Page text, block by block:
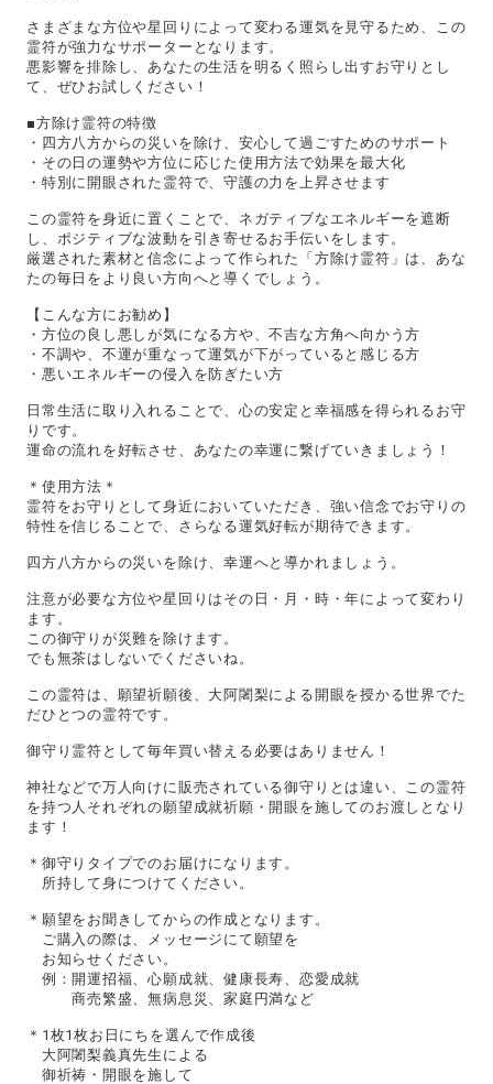
さまざまな方位や星回りによって変わる運気を見守るため、この
霊符が強力なサポーターとなります。
悪影響を排除し、あなたの生活を明るく照らし出すお守りとし
て、ぜひお試しください！
■方除け霊符の特徴
・四方八方からの災いを除け、安心して過ごすためのサポート
・その日の運勢や方位に応じた使用方法で効果を最大化
・特別に開眼された霊符で、守護の力を上昇させます
この霊符を身近に置くことで、ネガティブなエネルギーを遮断
し、ポジティブな波動を引き寄せるお手伝いをします。
厳選された素材と信念によって作られた「方除け霊符」は、あな
たの毎日をより良い方向へと導くでしょう。
【こんな方にお勧め】
・方位の良し悪しが気になる方や、不吉な方角へ向かう方
・不調や、不運が重なって運気が下がっていると感じる方
・悪いエネルギーの侵入を防ぎたい方
日常生活に取り入れることで、心の安定と幸福感を得られるお守
りです。
運命の流れを好転させ、あなたの幸運に繋げていきましょう！
＊使用方法＊
霊符をお守りとして身近においていただき、強い信念でお守りの
特性を信じることで、さらなる運気好転が期待できます。
四方八方からの災いを除け、幸運へと導かれましょう。
注意が必要な方位や星回りはその日・月・時・年によって変わり
ます。
この御守りが災難を除けます。
でも無茶はしないでくださいね。
この霊符は、願望祈願後、大阿闍梨による開眼を授かる世界でた
だひとつの霊符です。
御守り霊符として毎年買い替える必要はありません！
神社などで万人向けに販売されている御守りとは違い、この霊符
を持つ人それぞれの願望成就祈願・開眼を施してのお渡しとなり
ます！
＊御守りタイプでのお届けになります。
所持して身につけてください。
＊願望をお聞きしてからの作成となります。
ご購入の際は、メッセージにて願望を
お知らせください。
例：開運招福、心願成就、健康長寿、恋愛成就
商売繁盛、無病息災、家庭円満など
＊1枚1枚お日にちを選んで作成後
大阿闍梨義真先生による
御祈祷・開眼を施して